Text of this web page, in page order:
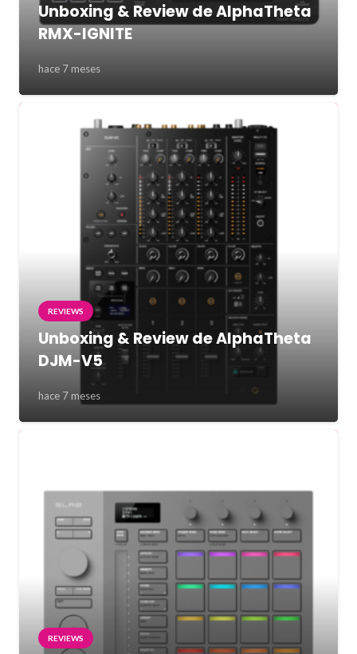
Unboxing & Review de AlphaTheta
RMX-IGNITE
hace 7 meses
REVIEWS
Unboxing & Review de AlphaTheta
DJM-V5
hace 7 meses
REVIEWS